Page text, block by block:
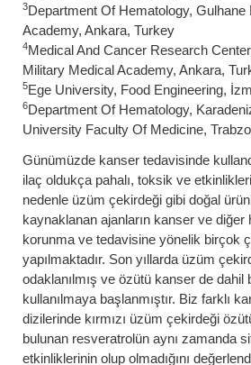
3Department Of Hematology, Gulhane
Academy, Ankara, Turkey
4Medical And Cancer Research
Military Medical Academy, Ankara,
5Ege University, Food Engineering,
6Department Of Hematology,
University Faculty Of Medicine,
Günümüzde kanser tedavisinde
ilaç oldukça pahalı, toksik ve etkinlikleri
nedenle üzüm çekirdeği gibi doğal
kaynaklanan ajanların kanser ve diğer
korunma ve tedavisine yönelik birçok
yapılmaktadır. Son yıllarda üzüm
odaklanılmış ve özütü kanser de dahil
kullanılmaya başlanmıştır. Biz farklı
dizilerinde kırmızı üzüm çekirdeği
bulunan resveratrolün aynı zamanda
etkinliklerinin olup olmadığını